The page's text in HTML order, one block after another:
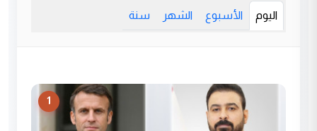
اليوم الأسبوع الشهر سنة
1